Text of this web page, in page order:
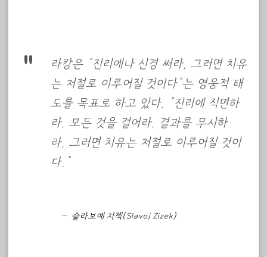
라캉은 “진리에나 신경 써라, 그러면 치유
는 저절로 이루어질 것이다”는 영웅적 태
도를 목표로 하고 있다. “진리에 직면하
라, 모든 것을 걸어라, 결과를 무시하
라, 그러면 치유는 저절로 이루어질 것이
다.”
슬라보예 지젝(Slavoj Zizek)